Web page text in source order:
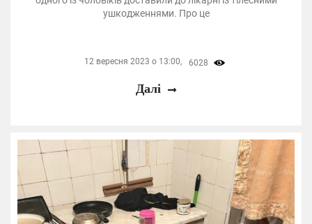
ушкодженнями. Про це
12 вересня 2023 о 13:00, 6028
Далі